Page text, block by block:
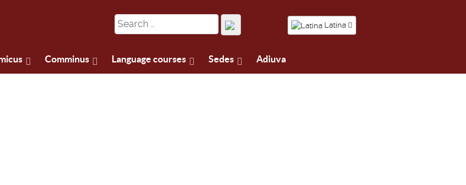
Latina
Comminus Language courses Sedes Adiuva